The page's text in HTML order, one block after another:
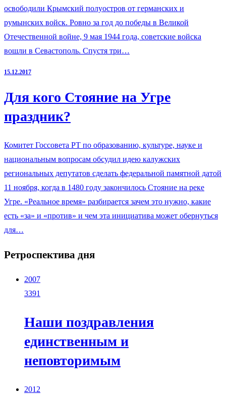
освободили Крымский полуостров от германских и
румынских войск. Ровно за год до победы в Великой
Отечественной войне, 9 мая 1944 года, советские войска
вошли в Севастополь. Спустя три…
15.12.2017
Для кого Стояние на Угре
праздник?
Комитет Госсовета РТ по образованию, культуре, науке и
национальным вопросам обсудил идею калужских
региональных депутатов сделать федеральной памятной датой
11 ноября, когда в 1480 году закончилось Стояние на реке
Угре. «Реальное время» разбирается зачем это нужно, какие
есть «за» и «против» и чем эта инициатива может обернуться
для…
Ретроспектива дня
2007
3391
Наши поздравления
единственным и
неповторимым
2012